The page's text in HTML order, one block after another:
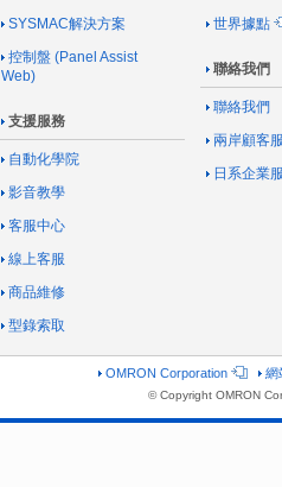
SYSMAC解決方案
控制盤 (Panel Assist
Web)
支援服務
自動化學院
影音教學
客服中心
線上客服
商品維修
型錄索取
世界據點
聯絡我們
聯絡我們
兩岸顧客
日系企業
OMRON Corporation 網
© Copyright OMRON